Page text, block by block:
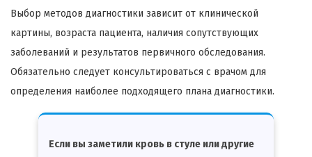
Выбор методов диагностики зависит от клинической
картины, возраста пациента, наличия сопутствующих
заболеваний и результатов первичного обследования.
Обязательно следует консультироваться с врачом для
определения наиболее подходящего плана диагностики.
Если вы заметили кровь в стуле или другие